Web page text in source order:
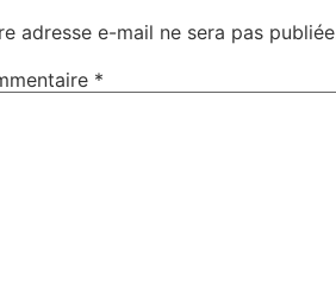
adresse e-mail ne sera pas
*